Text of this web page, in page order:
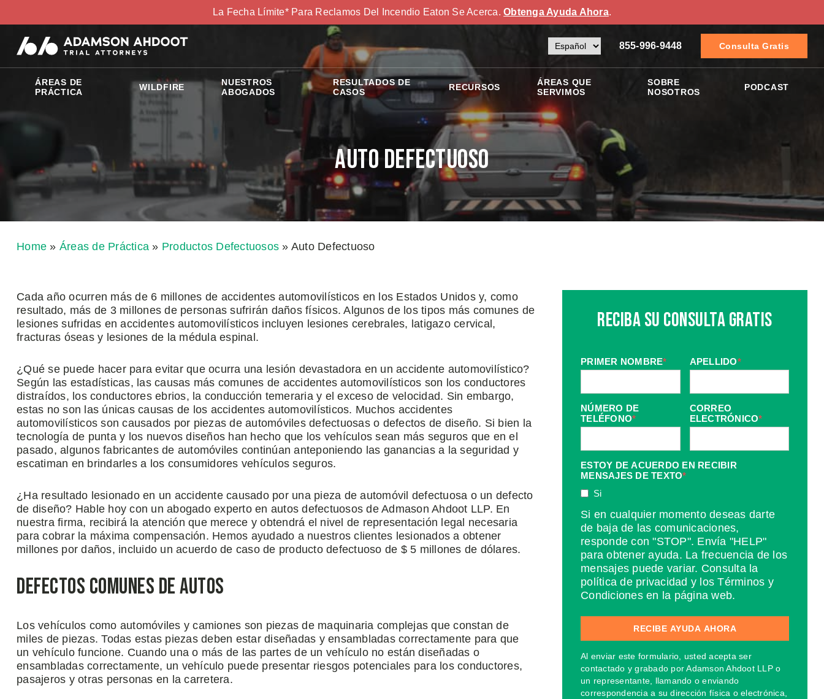
La Fecha Límite* Para Reclamos Del Incendio Eaton Se Acerca.Obtenga Ayuda Ahora.
855-996-9448 Consulta Gratis
ÁREAS DE
PRÁCTICA
WILDFIRE
NUESTROS
ABOGADOS
RESULTADOS DE
CASOS
RECURSOS
ÁREAS QUE
SERVIMOS
SOBRE
NOSOTROS
PODCAST
Auto Defectuoso
Home » Áreas de Práctica » Productos Defectuosos » Auto Defectuoso
Cada año ocurren más de 6 millones de accidentes automovilísticos en los Estados Unidos y, como
resultado, más de 3 millones de personas sufrirán daños físicos. Algunos de los tipos más comunes de
lesiones sufridas en accidentes automovilísticos incluyen lesiones cerebrales, latigazo cervical,
fracturas óseas y lesiones de la médula espinal.
¿Qué se puede hacer para evitar que ocurra una lesión devastadora en un accidente automovilístico?
Según las estadísticas, las causas más comunes de accidentes automovilísticos son los conductores
distraídos, los conductores ebrios, la conducción temeraria y el exceso de velocidad. Sin embargo,
estas no son las únicas causas de los accidentes automovilísticos. Muchos accidentes
automovilísticos son causados ​​por piezas de automóviles defectuosas o defectos de diseño. Si bien la
tecnología de punta y los nuevos diseños han hecho que los vehículos sean más seguros que en el
pasado, algunos fabricantes de automóviles continúan anteponiendo las ganancias a la seguridad y
escatiman en brindarles a los consumidores vehículos seguros.
¿Ha resultado lesionado en un accidente causado por una pieza de automóvil defectuosa o un defecto
de diseño? Hable hoy con un abogado experto en autos defectuosos de Admason Ahdoot LLP. En
nuestra firma, recibirá la atención que merece y obtendrá el nivel de representación legal necesaria
para cobrar la máxima compensación. Hemos ayudado a nuestros clientes lesionados a obtener
millones por daños, incluido un acuerdo de caso de producto defectuoso de $ 5 millones de dólares.
Defectos Comunes de Autos
Los vehículos como automóviles y camiones son piezas de maquinaria complejas que constan de
miles de piezas. Todas estas piezas deben estar diseñadas y ensambladas correctamente para que
un vehículo funcione. Cuando una o más de las partes de un vehículo no están diseñadas o
ensambladas correctamente, un vehículo puede presentar riesgos potenciales para los conductores,
pasajeros y otras personas en la carretera.
Reciba Su Consulta Gratis
PRIMER NOMBRE* APELLIDO*
NÚMERO DE
TELÉFONO*
CORREO
ELECTRÓNICO*
ESTOY DE ACUERDO EN RECIBIR
MENSAJES DE TEXTO*
Si
Si en cualquier momento deseas darte
de baja de las comunicaciones,
responde con "STOP". Envía "HELP"
para obtener ayuda. La frecuencia de los
mensajes puede variar. Consulta la
política de privacidad y los Términos y
Condiciones en la página web.
Al enviar este formulario, usted acepta ser
contactado y grabado por Adamson Ahdoot LLP o
un representante, llamando o enviando
correspondencia a su dirección física o electrónica,